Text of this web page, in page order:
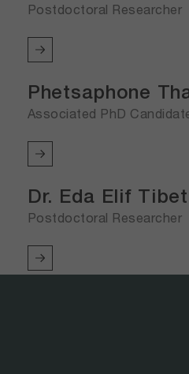
Postdoctoral Researcher
Phetsaphone
Associated PhD
Dr. Eda Elif Tibet
Postdoctoral Researcher